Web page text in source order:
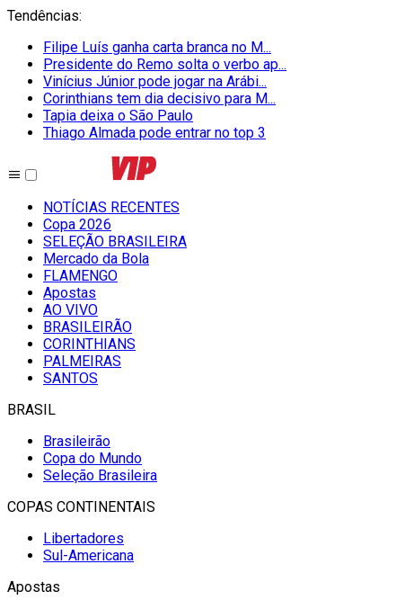
Tendências:
Filipe Luís ganha carta branca no M...
Presidente do Remo solta o verbo ap...
Vinícius Júnior pode jogar na Arábi...
Corinthians tem dia decisivo para M...
Tapia deixa o São Paulo
Thiago Almada pode entrar no top 3
NOTÍCIAS RECENTES
Copa 2026
SELEÇÃO BRASILEIRA
Mercado da Bola
FLAMENGO
Apostas
AO VIVO
BRASILEIRÃO
CORINTHIANS
PALMEIRAS
SANTOS
BRASIL
Brasileirão
Copa do Mundo
Seleção Brasileira
COPAS CONTINENTAIS
Libertadores
Sul-Americana
Apostas